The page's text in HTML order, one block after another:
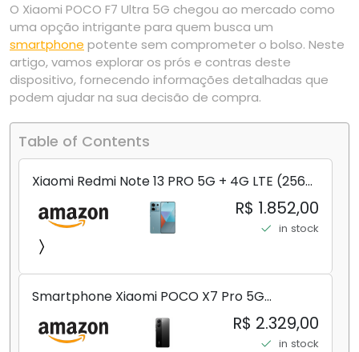
O Xiaomi POCO F7 Ultra 5G chegou ao mercado como
uma opção intrigante para quem busca um
smartphone potente sem comprometer o bolso. Neste
artigo, vamos explorar os prós e contras deste
dispositivo, fornecendo informações detalhadas que
podem ajudar na sua decisão de compra.
Table of Contents
Xiaomi Redmi Note 13 PRO 5G + 4G LTE (256
GB + 8 GB) 200 MP Triplo (Mobile Mint Tello
e) + (Pacote de carregador duplo de carro
rápido) (Ocean Teal (ROM))
R$ 1.852,00
in stock
Smartphone Xiaomi POCO X7 Pro 5G
8+256GB/12+256GB/12+512GB
R$ 2.329,00
in stock